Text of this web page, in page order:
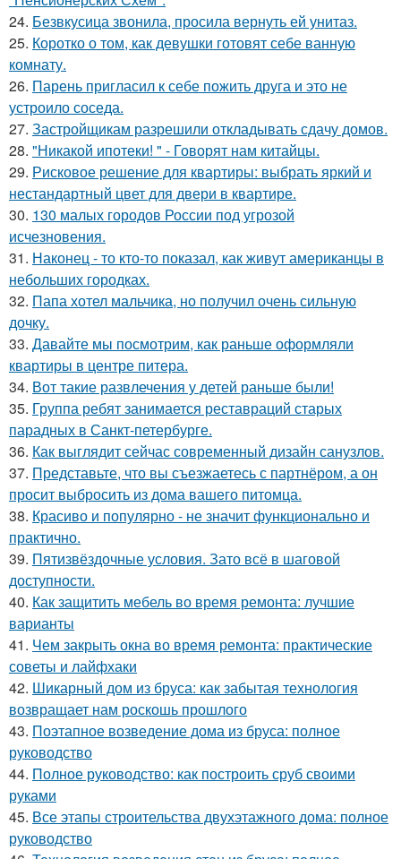
24. Безвкусица звонила, просила вернуть ей унитаз.
25. Коротко о том, как девушки готовят себе ванную
комнату.
26. Парень пригласил к себе пожить друга и это не
устроило соседа.
27. Застройщикам разрешили откладывать сдачу домов.
28. "Никакой ипотеки! " - Говорят нам китайцы.
29. Рисковое решение для квартиры: выбрать яркий и
нестандартный цвет для двери в квартире.
30. 130 малых городов России под угрозой
исчезновения.
31. Наконец - то кто-то показал, как живут американцы в
небольших городках.
32. Папа хотел мальчика, но получил очень сильную
дочку.
33. Давайте мы посмотрим, как раньше оформляли
квартиры в центре питера.
34. Вот такие развлечения у детей раньше были!
35. Группа ребят занимается реставраций старых
парадных в Санкт-петербурге.
36. Как выглядит сейчас современный дизайн санузлов.
37. Представьте, что вы съезжаетесь с партнёром, а он
просит выбросить из дома вашего питомца.
38. Красиво и популярно - не значит функционально и
практично.
39. Пятизвёздочные условия. Зато всё в шаговой
доступности.
40. Как защитить мебель во время ремонта: лучшие
варианты
41. Чем закрыть окна во время ремонта: практические
советы и лайфхаки
42. Шикарный дом из бруса: как забытая технология
возвращает нам роскошь прошлого
43. Поэтапное возведение дома из бруса: полное
руководство
44. Полное руководство: как построить сруб своими
руками
45. Все этапы строительства двухэтажного дома: полное
руководство